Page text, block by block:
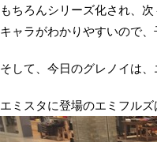
もちろんシリーズ化され、
キャラがわかりやすいので
そして、今日のグレノイは
エミスタに登場のエミフルズ